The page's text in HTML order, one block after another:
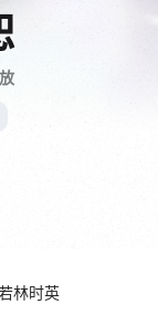
林时英